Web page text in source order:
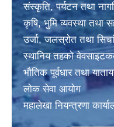
संस्कृति, पर्यटन तथा
कृषि, भुमि व्यवस्था तथा
उर्जा, जलस्राेत तथा
स्थानिय तहकाे
भाैतिक पूर्वधार तथा
लाेक सेवा आयोग
महालेखा नियन्त्रणा